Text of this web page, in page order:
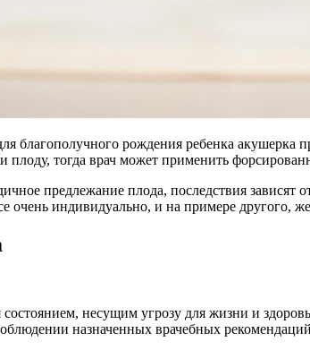
благополучного рождения ребенка акушерка
тогда врач может применить
предлежание плода, последствия
очень индивидуально, и на примере другого,
состоянием, несущим угрозу для жизни и
назначенных врачебных